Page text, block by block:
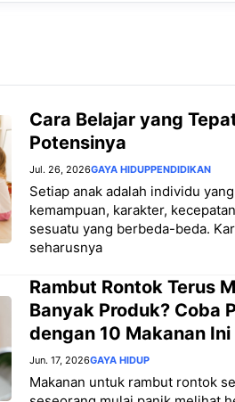
Cara Belajar yang
Potensinya
Jul. 26, 2026GAYA HIDUPPENDIDIKAN
Setiap anak adalah individu
kemampuan, karakter,
sesuatu yang berbeda-beda.
seharusnya
Rambut Rontok Terus
Banyak Produk? Coba
dengan 10 Makanan Ini
Jun. 17, 2026GAYA HIDUP
Makanan untuk rambut rontok